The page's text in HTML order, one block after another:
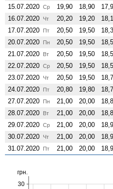
15.07.2020 Ср 19,90 18,90
16.07.2020
Чт 20,20 19,20
17.07.2020
Пт 20,50 19,50
20.07.2020
Пн 20,50 19,50
21.07.2020
Вт 20,50 19,50
22.07.2020 Ср 20,50 19,50
23.07.2020
Чт 20,50 19,50
24.07.2020
Пт 20,80 19,80
27.07.2020
Пн 21,00 20,00
28.07.2020
Вт 21,00 20,00
29.07.2020 Ср 21,00 20,00
30.07.2020
Чт 21,00 20,00
31.07.2020
Пт 21,00 20,00